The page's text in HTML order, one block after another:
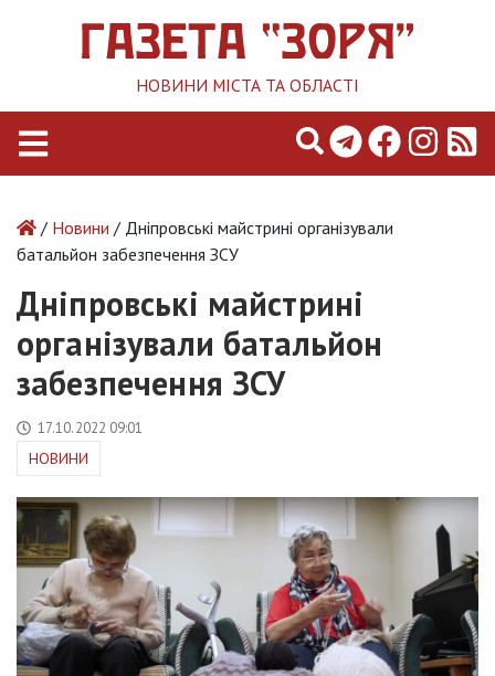
НОВИНИ МІСТА ТА ОБЛАСТІ
/ Новини / Дніпровські майстрині організували
батальйон забезпечення ЗСУ
Дніпровські майстрині
організували батальйон
забезпечення ЗСУ
17.10.2022 09:01
НОВИНИ